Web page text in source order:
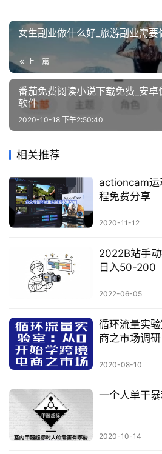
女生副业做什么好_旅游副业需要
上一篇
番茄免费阅读小说下载免费_安
软件
2020-10-18 下午2:50:40
相关推荐
actioncam运
程免费分享
2020-11-12
2022B站手
日入50-200
2022-06-05
循环流量实
商之市场调研
2020-08-10
一个人单干
2020-10-14